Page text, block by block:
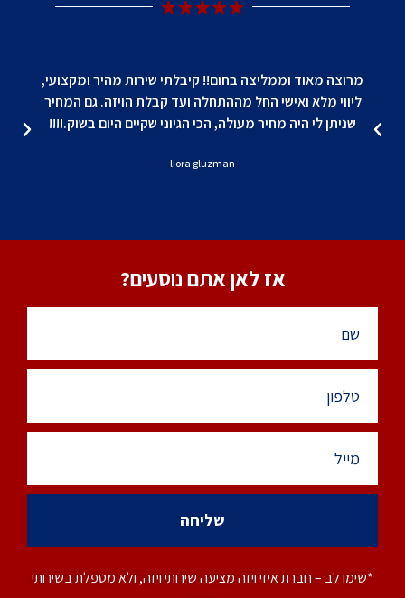
מרוצה מאוד וממליצה בחום!! קיבלתי שירות מהיר ומקצועי,
ליווי מלא ואישי החל מההתחלה ועד קבלת הויזה. גם המחיר
שניתן לי היה מחיר מעולה, הכי הגיוני שקיים היום בשוק.!!!!
liora gluzman
אז לאן אתם נוסעים?
שליחה
*שימו לב – חברת איזי ויזה מציעה שירותי ויזה, ולא מטפלת בשירותי